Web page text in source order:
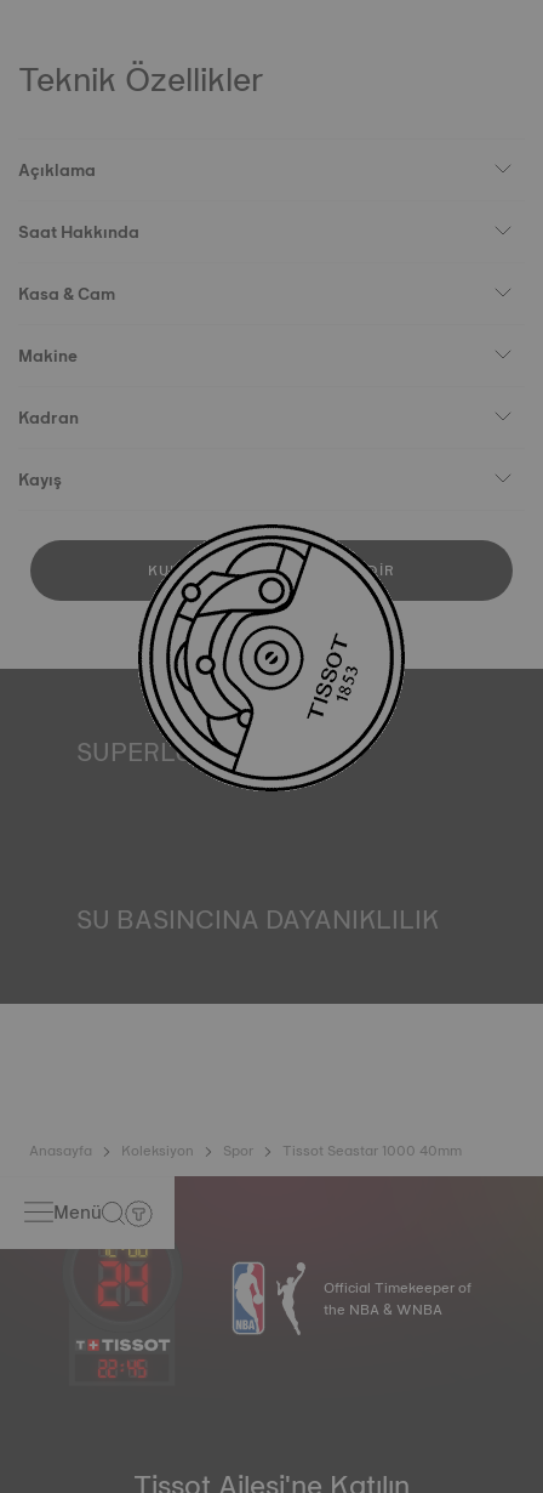
Teknik Özellikler
Açıklama
Saat Hakkında
Kasa & Cam
Makine
Kadran
Kayış
KULLANICI KILAVUZUNU İNDIR
SUPERLUMINOVA®
Her koşulda görünürlük sağlamak Tissot için önemli bir
SU BASINCINA DAYANIKLILIK
Anasayfa Koleksiyon Spor Tissot Seastar 1000 40mm
Menü
22:45
Official Timekeeper of
the NBA & WNBA